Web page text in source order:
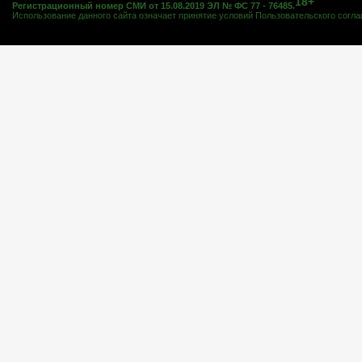
Регистрационный номер СМИ от 15.08.2019 ЭЛ № ФС 77 - 76485.
Использование данного сайта означает принятие условий Пользовательского